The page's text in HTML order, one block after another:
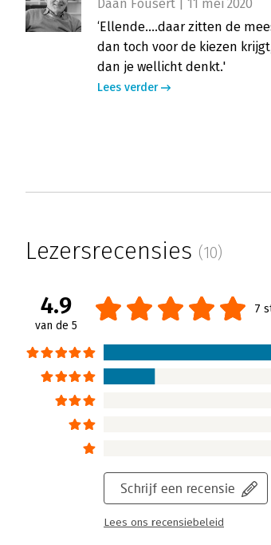
Daan Fousert | 11 mei 2020
‘Ellende....daar zitten de
dan toch voor de kiezen
dan je wellicht denkt.'
Lees verder
Lezersrecensies (10)
4.9
van de 5
7
Schrijf een recensie
Lees ons recensiebeleid